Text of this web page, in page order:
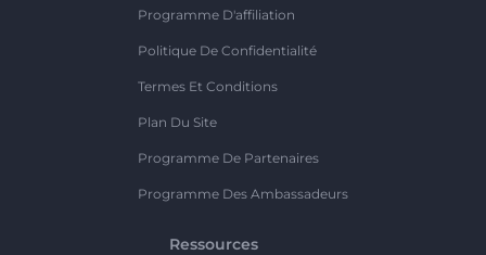
Programme D'affiliation
Politique De Confidentialité
Termes Et Conditions
Plan Du Site
Programme De Partenaires
Programme Des Ambassadeurs
Ressources